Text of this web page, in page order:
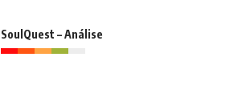
SoulQuest – Análise